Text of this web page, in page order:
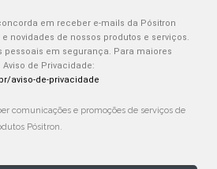
em receber e-mails da Pósitron
novidades de nossos produtos e serviços.
pessoais em segurança. Para maiores
de Privacidade:
aviso-de-privacidade
comunicações e promoções de serviços de
Pósitron.